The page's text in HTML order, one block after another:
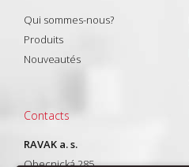
Qui sommes-nous?
Produits
Nouveautés
Contacts
RAVAK a. s.